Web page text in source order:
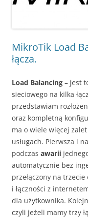
MikroTik Load
łącza.
Load Balancing – jest
sieciowego na kilka
przedstawiam
oraz kompletną
ma o wiele więcej
usługach. Pierwsza i
podczas awarii
automatycznie bez
przełączony na
i łączności z
dla użytkownika.
czyli jeżeli mamy trzy